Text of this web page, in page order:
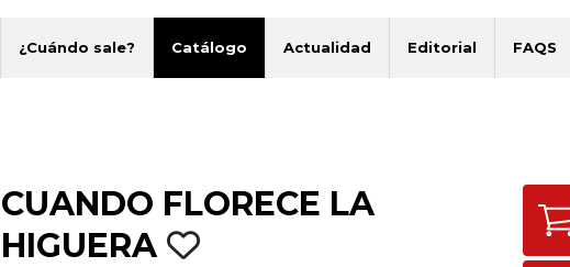
¿Cuándo sale? Catálogo Actualidad Editorial FAQS
CUANDO FLORECE LA
HIGUERA